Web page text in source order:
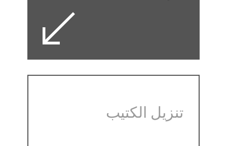
تنزيل الكتيب